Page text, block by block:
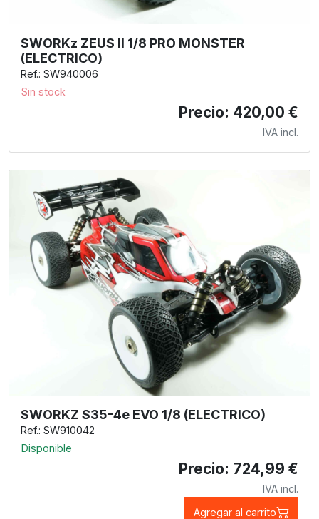
SWORKz ZEUS II 1/8 PRO MONSTER
(ELECTRICO)
Ref.: SW940006
Sin stock
Precio: 420,00 €
IVA incl.
SWORKZ S35-4e EVO 1/8 (ELECTRICO)
Ref.: SW910042
Disponible
Precio: 724,99 €
IVA incl.
Agregar al carrito